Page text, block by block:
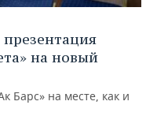
на новый
Барс» на месте, как и